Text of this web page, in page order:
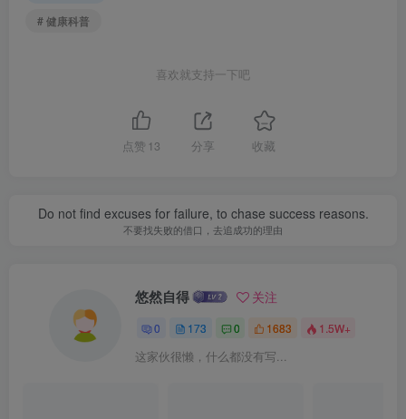
# 健康科普
喜欢就支持一下吧
点赞 13 分享 收藏
Do not find excuses for failure, to chase success reasons.
不要找失败的借口，去追成功的理由
悠然自得 关注
0 173 0 1683 1.5W+
这家伙很懒，什么都没有写...